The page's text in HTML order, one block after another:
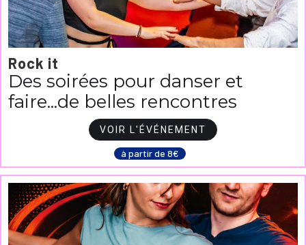
Rock it
Des soirées pour danser et
faire...de belles rencontres
VOIR L'ÉVÉNEMENT
à partir de 8€